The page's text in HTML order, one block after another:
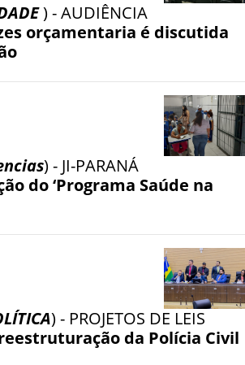
) - AUDIÊNCIA
orçamentaria é discutida
) - JI-PARANÁ
do ‘Programa Saúde na
) - PROJETOS DE LEIS
da Polícia Civil